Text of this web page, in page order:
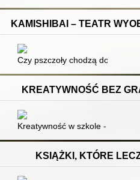
KAMISHIBAI – TEATR
Polski
Czy pszczoły chodzą do szkoły?
KREATYWNOŚĆ BEZ
= How to design a creative
Kreatywność w szkole - jak
KSIĄŻKI, KTÓRE